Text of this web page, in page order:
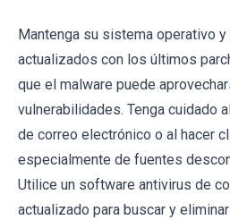
Mantenga su sistema operativo
actualizados con los últimos
que el malware puede
vulnerabilidades. Tenga cuidado
de correo electrónico o al hacer
especialmente de fuentes
Utilice un software antivirus de
actualizado para buscar y